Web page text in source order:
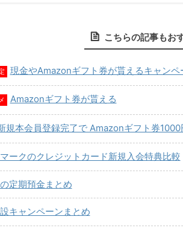
こちらの記事もお
現金やAmazonギフト券が貰えるキャンペ
Amazonギフト券が貰える
規本会員登録完了で Amazonギフト券1000
ークのクレジットカード新規入会特典比較
定期預金まとめ
キャンペーンまとめ